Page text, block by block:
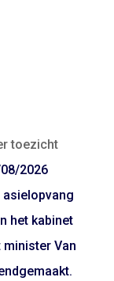
toezicht
2026
asielopvang
het kabinet
Van